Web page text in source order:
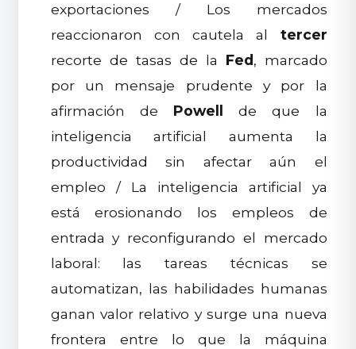
exportaciones / Los mercados
reaccionaron con cautela al tercer
recorte de tasas de la Fed, marcado
por un mensaje prudente y por la
afirmación de Powell
de que la
inteligencia artificial aumenta la
productividad sin afectar aún el
empleo / La inteligencia artificial ya
está erosionando los empleos de
entrada y reconfigurando el mercado
laboral: las tareas técnicas se
automatizan, las habilidades humanas
ganan valor relativo y surge una nueva
frontera entre lo que la máquina